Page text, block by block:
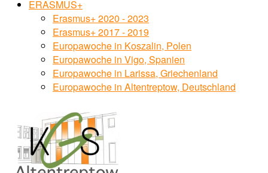
ERASMUS+
Erasmus+ 2020 - 2023
Erasmus+ 2017 - 2019
Europawoche in Koszalin, Polen
Europawoche in Vigo, Spanien
Europawoche in Larissa, Griechenland
Europawoche in Altentreptow, Deutschland